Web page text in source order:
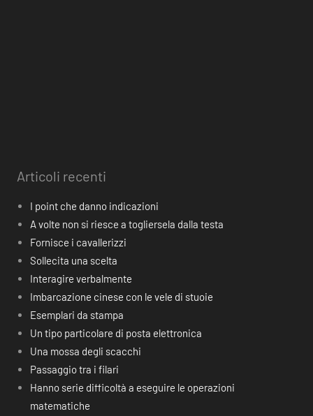
Articoli recenti
I point che danno indicazioni
A volte non si riesce a togliersela dalla testa
Fornisce i cavallerizzi
Sollecita una scelta
Interagire verbalmente
Imbarcazione cinese con le vele di stuoie
Esemplari da stampa
Un tipo particolare di posta elettronica
Una mossa degli scacchi
Passaggio tra i filari
Hanno serie difficoltà a eseguire le operazioni
matematiche